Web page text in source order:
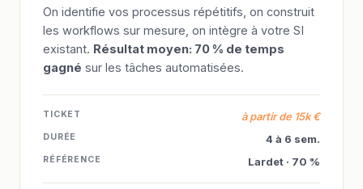
On identifie vos processus répétitifs, on construit
les workflows sur mesure, on intègre à votre SI
existant. Résultat moyen: 70 % de temps
gagné sur les tâches automatisées.
TICKET à partir de 15k €
DURÉE 4 à 6 sem.
RÉFÉRENCE Lardet · 70 %